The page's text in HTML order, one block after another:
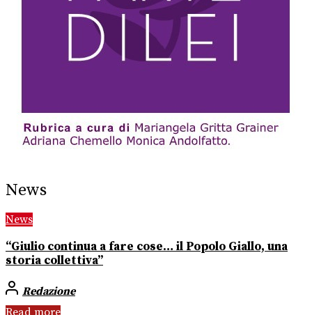
News
News
“Giulio continua a fare cose… il Popolo Giallo, una
storia collettiva”
Redazione
Read more